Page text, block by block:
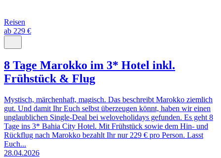
Reisen
ab 229 €
8 Tage Marokko im 3* Hotel inkl.
Frühstück & Flug
Mystisch, märchenhaft, magisch. Das beschreibt Marokko ziemlich
gut. Und damit Ihr Euch selbst überzeugen könnt, haben wir einen
unglaublichen Single-Deal bei weloveholidays gefunden. Es geht 8
Tage ins 3* Bahia City Hotel. Mit Frühstück sowie dem Hin- und
Rückflug nach Marokko bezahlt Ihr nur 229 € pro Person. Lasst
Euch...
28.04.2026